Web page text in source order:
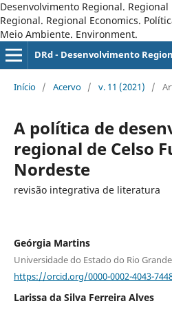
Desenvolvimento Regional.
Regional. Regional Economics.
Meio Ambiente. Environment.
DRd - Desenvolvimento
Início / Acervo / v. 11 (2021) /
A política de
regional de Celso
Nordeste
revisão integrativa de literatura
Geórgia Martins
Universidade do Estado do Rio
https://orcid.org/0000-0002-4043-
Larissa da Silva Ferreira Alves